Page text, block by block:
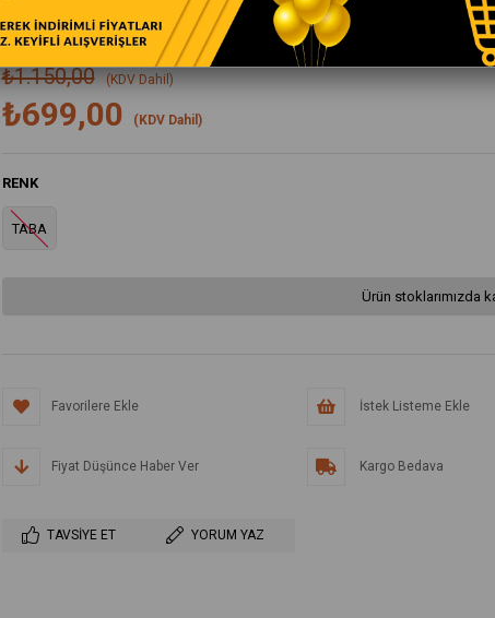
%39İndirim
₺1.150,00 (KDV Dahil)
₺699,00 (KDV Dahil)
RENK
TABA
Ürün stoklarımızda
Favorilere Ekle İstek Listeme Ekle
Fiyat Düşünce Haber Ver Kargo Bedava
TAVSIYE ET YORUM YAZ